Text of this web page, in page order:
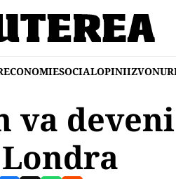
ECONOMIESOCIALOPINII
va